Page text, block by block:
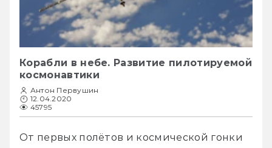
Корабли в небе. Развитие пилотируемой
космонавтики
Антон Первушин
12.04.2020
45795
От первых полётов и космической гонки